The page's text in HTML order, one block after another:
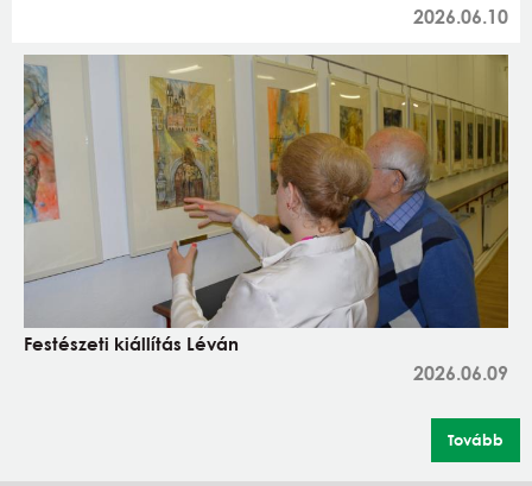
2026.06.10
Festészeti kiállítás Léván
2026.06.09
Tovább